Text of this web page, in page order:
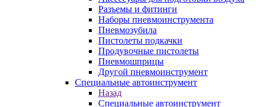
Разъемы и фитинги
Наборы пневмоинструмента
Пневмозубила
Пистолеты подкачки
Продувочные пистолеты
Пневмошприцы
Другой пневмоинструмент
Специальные автоинструмент
Назад
Специальные автоинструмент